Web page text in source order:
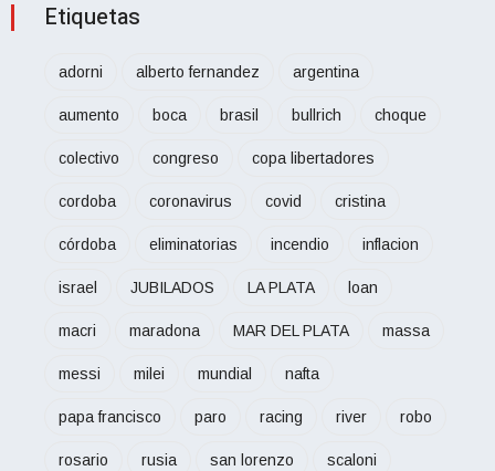
Etiquetas
adorni alberto fernandez argentina
aumento boca brasil bullrich choque
colectivo congreso copa libertadores
cordoba coronavirus covid cristina
córdoba eliminatorias incendio inflacion
israel JUBILADOS LA PLATA loan
macri maradona MAR DEL PLATA massa
messi milei mundial nafta
papa francisco paro racing river robo
rosario rusia san lorenzo scaloni